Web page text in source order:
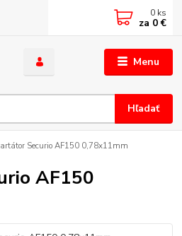
Menu
Hľadať
0 ks
za 0 €
Securio AF150 0,78x11mm
AF150